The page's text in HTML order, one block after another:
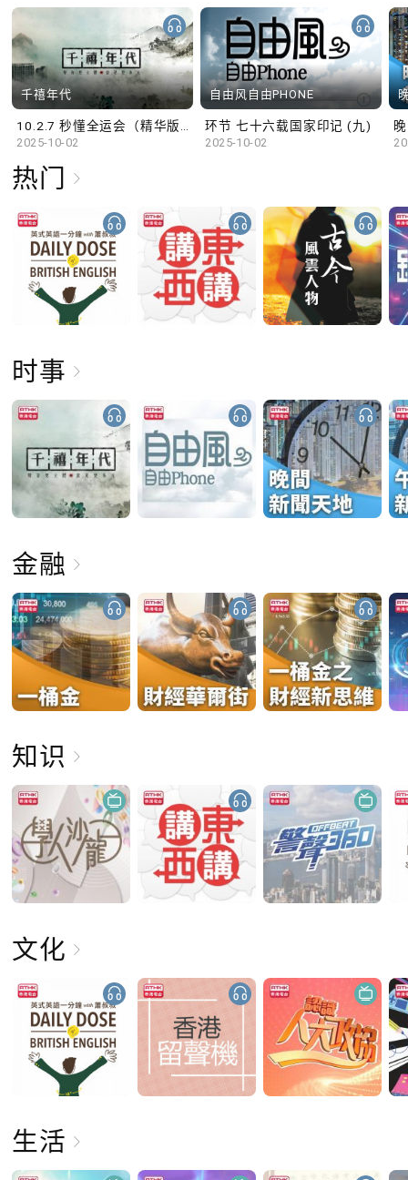
千禧年代
2025-10-02
自由风自由PHONE
环节 七十六载国家印记 (九)
2025-10-02
热门
时事
金融
知识
文化
生活